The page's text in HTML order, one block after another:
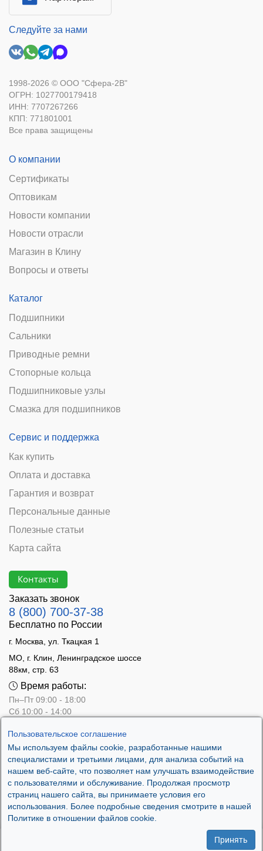
Пользовательское соглашение
Мы используем файлы cookie, разработанные нашими
специалистами и третьими лицами, для анализа событий на
нашем веб-сайте, что позволяет нам улучшать взаимодействие
с пользователями и обслуживание. Продолжая просмотр
страниц нашего сайта, вы принимаете условия его
использования. Более подробные сведения смотрите в нашей
Политике в отношении файлов cookie.
Принять
Следуйте за нами
1998-2026 © ООО "Сфера-2В"
ОГРН: 1027700179418
ИНН: 7707267266
КПП: 771801001
Все права защищены
О компании
Сертификаты
Оптовикам
Новости компании
Новости отрасли
Магазин в Клину
Вопросы и ответы
Каталог
Подшипники
Сальники
Приводные ремни
Стопорные кольца
Подшипниковые узлы
Смазка для подшипников
Сервис и поддержка
Как купить
Оплата и доставка
Гарантия и возврат
Персональные данные
Полезные статьи
Карта сайта
Контакты
Заказать звонок
8 (800) 700-37-38
Бесплатно по России
г. Москва, ул. Ткацкая 1
МО, г. Клин, Ленинградское шоссе
88км, стр. 63
Время работы:
Пн–Пт 09:00 - 18:00
Сб 10:00 - 14:00